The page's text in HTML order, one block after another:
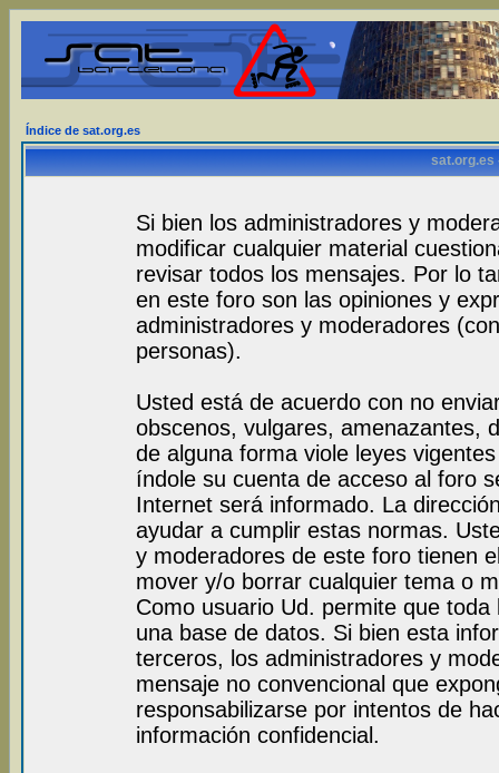
Índice de sat.org.es
sat.org.es
Si bien los administradores y
modificar cualquier material
revisar todos los mensajes. Por lo
en este foro son las opiniones y
administradores y moderadores
personas).
Usted está de acuerdo con no
obscenos, vulgares, amenazantes,
de alguna forma viole leyes
índole su cuenta de acceso al foro
Internet será informado. La
ayudar a cumplir estas normas.
y moderadores de este foro tienen
mover y/o borrar cualquier tema o
Como usuario Ud. permite que
una base de datos. Si bien esta
terceros, los administradores y
mensaje no convencional que
responsabilizarse por intentos de
información confidencial.